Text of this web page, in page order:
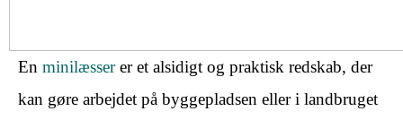
En minilæsserer et alsidigt og praktisk redskab, der
kan gøre arbejdet på byggepladsen eller i landbruget